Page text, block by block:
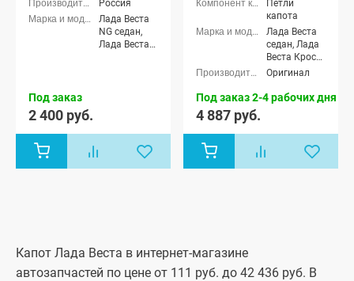
Россия
Лада Веста
NG седан,
Лада Веста
NG (SW)
универсал,
Лада Веста
Лада Веста
(SW)
Под заказ
2 400 руб.
Петли
капота
Лада Веста
седан, Лада
Веста Кросс
седан, Лада
универсал,
универсал,
Лада Веста
Оригинал
Под заказ 2-4 рабочих дня
4 887 руб.
Капот Лада Веста в интернет-магазине
автозапчастей по цене от 111 руб. до 42 436 руб. В